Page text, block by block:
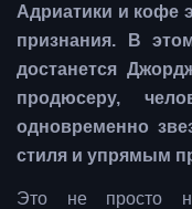
Адриатики и кофе
признания. В
достанется
продюсеру,
одновременно
стиля и упрямым
Это не просто